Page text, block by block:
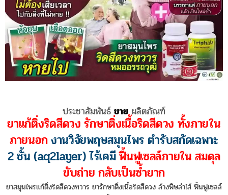
ประชาสัมพันธ์ ขายผลิตภัณฑ์
ยาแก้ติ่งริดสีดวง รักษาติ่งเนื้อริดสีดวง ทั้งภายใน
ภายนอกงานวิจัยพฤษสมุนไพร ตำรับสกัดเฉพาะ
2 ชั้น (aq2layer) ไร้เคมีฟื้นฟูเซลล์ภายใน สมดุล
ขับถ่าย กลับเป็นซ้ำยาก
ยาสมุนไพรแก้ติ่งริดสีดวงทวาร ยารักษาติ่งเนื้อริดสีดวง ล้างพิษลำไส้ ฟื้นฟูเซลล์